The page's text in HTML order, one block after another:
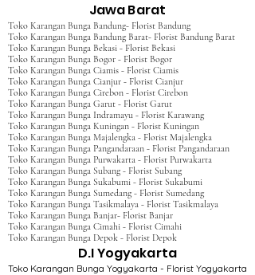
Jawa Barat
Toko Karangan Bunga Bandung- Florist Bandung
Toko Karangan Bunga Bandung Barat- Florist Bandung Barat
Toko Karangan Bunga Bekasi - Florist Bekasi
Toko Karangan Bunga Bogor - Florist Bogor
Toko Karangan Bunga Ciamis - Florist Ciamis
Toko Karangan Bunga Cianjur - Florist Cianjur
Toko Karangan Bunga Cirebon - Florist Cirebon
Toko Karangan Bunga Garut - Florist Garut
Toko Karangan Bunga Indramayu - Florist Karawang
Toko Karangan Bunga Kuningan - Florist Kuningan
Toko Karangan Bunga Majalengka - Florist Majalengka
Toko Karangan Bunga Pangandaraan - Florist Pangandaraan
Toko Karangan Bunga Purwakarta - Florist Purwakarta
Toko Karangan Bunga Subang - Florist Subang
Toko Karangan Bunga Sukabumi - Florist Sukabumi
Toko Karangan Bunga Sumedang - Florist Sumedang
Toko Karangan Bunga Tasikmalaya - Florist Tasikmalaya
Toko Karangan Bunga Banjar- Florist Banjar
Toko Karangan Bunga Cimahi - Florist Cimahi
Toko Karangan Bunga Depok - Florist Depok
D.I Yogyakarta
Toko Karangan Bunga Yogyakarta - Florist Yogyakarta